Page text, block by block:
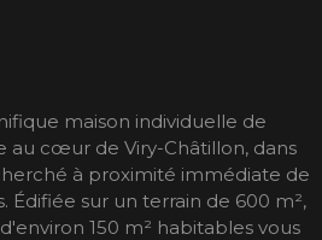
maison individuelle de
au cœur de Viry-Châtillon, dans
à proximité immédiate de
Édifiée sur un terrain de 600 m²,
150 m² habitables vous